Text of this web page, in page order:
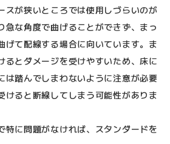
スが狭いところでは使用しづらいのが
急な角度で曲げることができず、まっ
げて配線する場合に向いています。ま
るとダメージを受けやすいため、床に
は踏んでしまわないように注意が必要
けると断線してしまう可能性がありま
特に問題がなければ、スタンダードを